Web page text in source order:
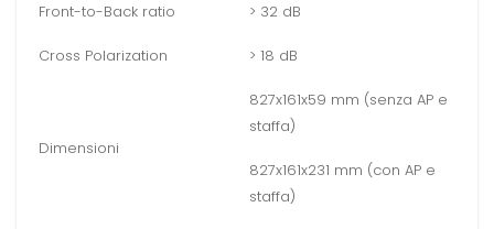
Front-to-Back ratio > 32 dB
Cross Polarization > 18 dB
Dimensioni
827x161x59 mm (senza AP e
staffa)
827x161x231 mm (con AP e
staffa)